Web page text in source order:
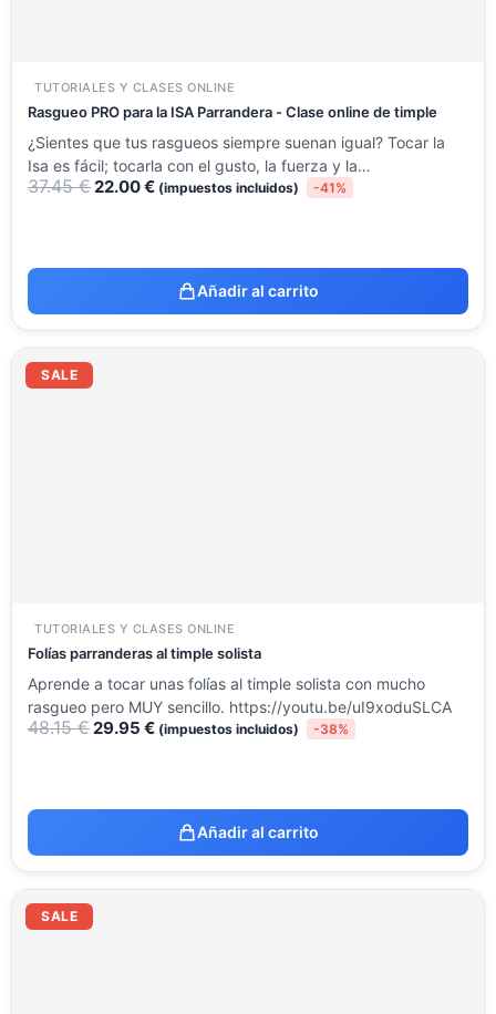
TUTORIALES Y CLASES ONLINE
Rasgueo PRO para la ISA Parrandera - Clase online de timple
¿Sientes que tus rasgueos siempre suenan igual? Tocar la
Isa es fácil; tocarla con el gusto, la fuerza y la…
37.45€22.00€ (impuestos incluidos) -41%
Añadir al carrito
SALE
TUTORIALES Y CLASES ONLINE
Folías parranderas al timple solista
Aprende a tocar unas folías al timple solista con mucho
rasgueo pero MUY sencillo. https://youtu.be/uI9xoduSLCA
48.15€
precio
original
29.95 € (impuestos incluidos) -38%
Añadir al carrito
SALE